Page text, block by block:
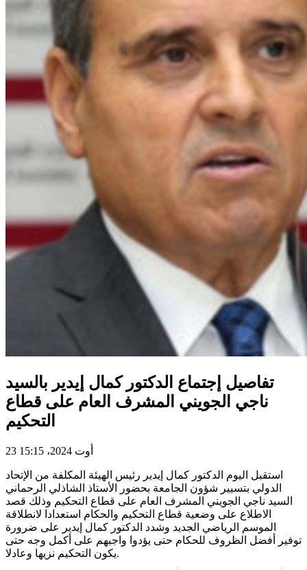
تفاصيل إجتماع الدكتور كمال إيدير بالسيد
ناجي الجويني المشرف العام على قطاع
التحكيم
23 أوت 2024، 15:15
استقبل اليوم الدكتور كمال إيدير رئيس الهيئة المكلفة من الإتحاد
الدولي بتسيير شؤون الجامعة بحضور الأستاذ الشاذلي الرحماني
السيد ناجي الجويني المشرف العام على قطاع التحكيم وذلك قصد
الاطلاع على وضعية قطاع التحكيم والحكام استعدادا لانطلاقة
الموسم الرياضي الجديد وشدد الدكتور كمال إيدير على ضرورة
توفير أفضل الظروف للحكام حتى يؤدوا واجبهم على أكمل وجه حتى
يكون التحكيم نزيها وعادلا.